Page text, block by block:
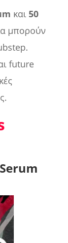
και 50
μπορούν
future